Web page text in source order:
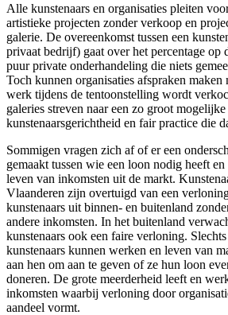
Alle kunstenaars en organisaties pleiten
artistieke projecten zonder verkoop en
galerie. De overeenkomst tussen een
privaat bedrijf) gaat over het percentage op
puur private onderhandeling die niets
Toch kunnen organisaties afspraken maken
werk tijdens de tentoonstelling wordt
galeries streven naar een zo groot mogelijke
kunstenaarsgerichtheid en fair practice die
Sommigen vragen zich af of er een
gemaakt tussen wie een loon nodig heeft
leven van inkomsten uit de markt.
Vlaanderen zijn overtuigd van een
kunstenaars uit binnen- en buitenland
andere inkomsten. In het buitenland
kunstenaars ook een faire verloning.
kunstenaars kunnen werken en leven van
aan hen om aan te geven of ze hun loon
doneren. De grote meerderheid leeft en
inkomsten waarbij verloning door
aandeel vormt.